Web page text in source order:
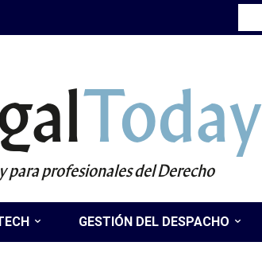
Today
para profesionales del Derecho
GESTIÓN DEL DESPACHO